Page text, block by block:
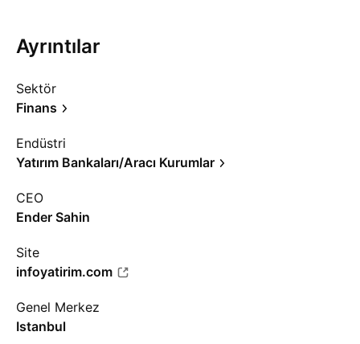
Ayrıntılar
Sektör
Finans
Endüstri
Yatırım Bankaları/Aracı Kurumlar
CEO
Ender Sahin
Site
infoyatirim.com
Genel Merkez
Istanbul